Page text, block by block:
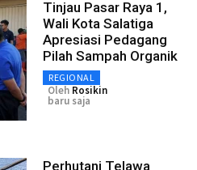
Tinjau Pasar Raya 1,
Wali Kota Salatiga
Apresiasi Pedagang
Pilah Sampah Organik
REGIONAL
Oleh Rosikin
baru saja
Perhutani Telawa